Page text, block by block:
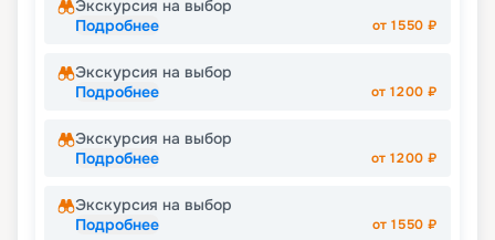
Экскурсия на выбор
Подробнее
от1550 ₽
Экскурсия на выбор
Подробнее
от1200 ₽
Экскурсия на выбор
Подробнее
от1200 ₽
Экскурсия на выбор
Подробнее
от1550 ₽